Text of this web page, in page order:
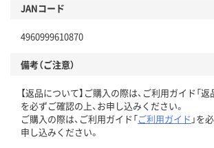
JANコード
4960999610870
備考（ご注意）
【返品について】ご購入の際は、ご利用ガイド「返
を必ずご確認の上、お申し込みください。
ご購入の際は、ご利用ガイド「ご利用ガイド 」を
申し込みください。